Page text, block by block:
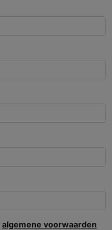
algemene voorwaarden